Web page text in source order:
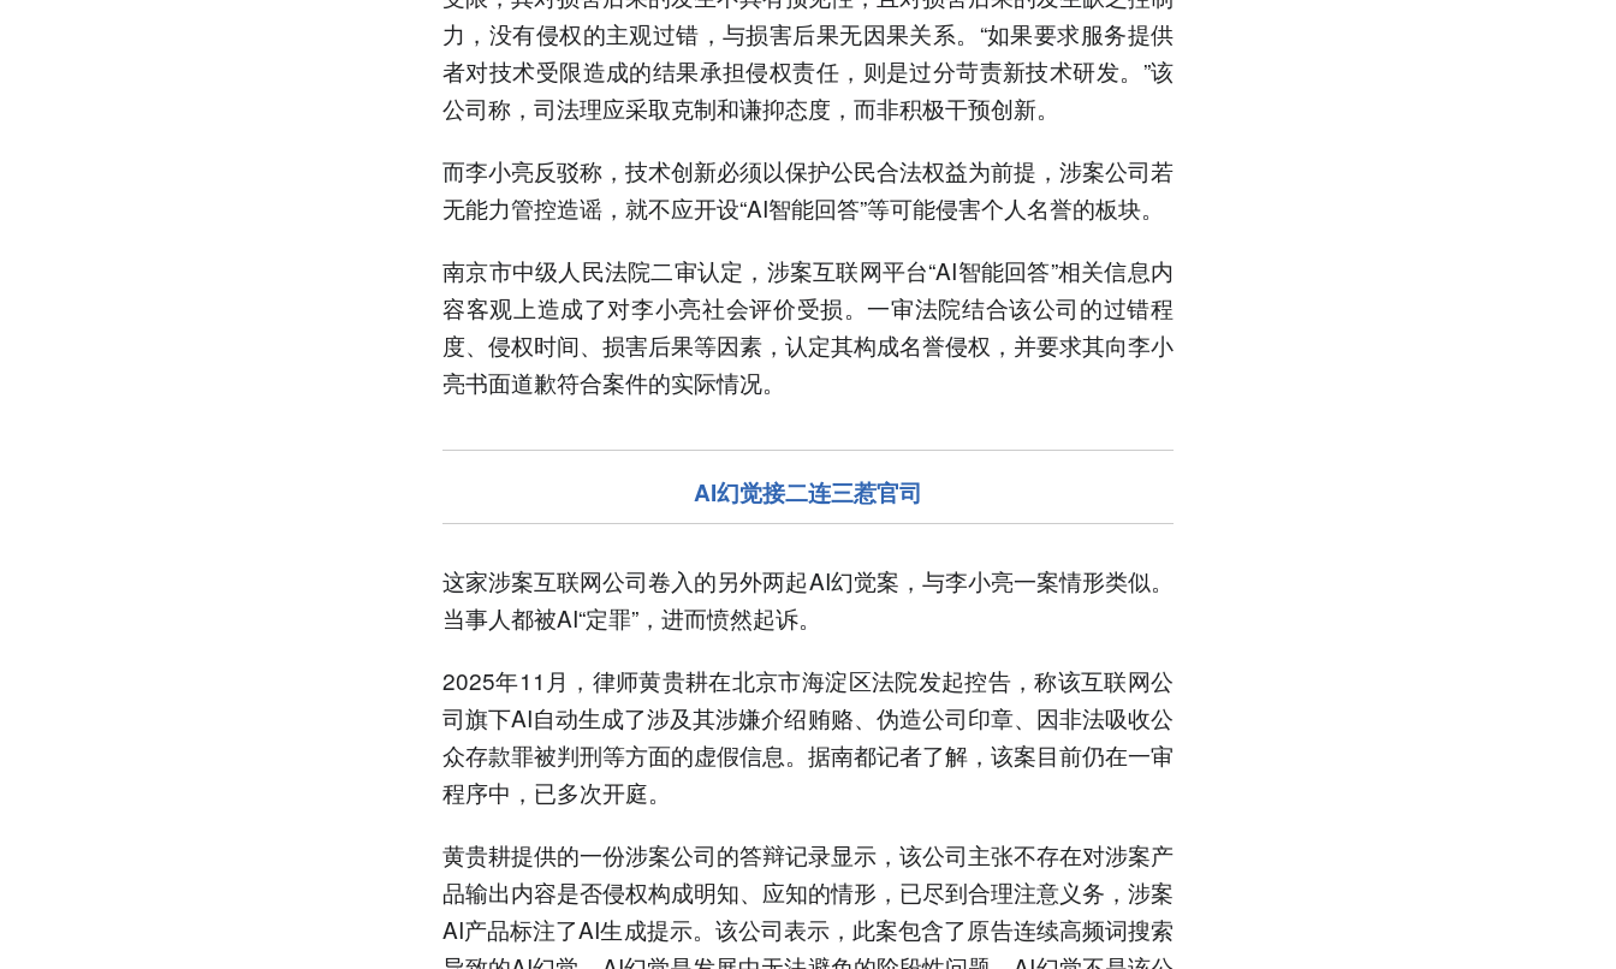
力，没有侵权的主观过错，与损害后果无因果关系。“如果要求服务提供
者对技术受限造成的结果承担侵权责任，则是过分苛责新技术研发。”该
公司称，司法理应采取克制和谦抑态度，而非积极干预创新。
而李小亮反驳称，技术创新必须以保护公民合法权益为前提，涉案公司若
无能力管控造谣，就不应开设“AI智能回答”等可能侵害个人名誉的板块。
南京市中级人民法院二审认定，涉案互联网平台“AI智能回答”相关信息内
容客观上造成了对李小亮社会评价受损。一审法院结合该公司的过错程
度、侵权时间、损害后果等因素，认定其构成名誉侵权，并要求其向李小
亮书面道歉符合案件的实际情况。
AI幻觉接二连三惹官司
这家涉案互联网公司卷入的另外两起AI幻觉案，与李小亮一案情形类似。
当事人都被AI“定罪”，进而愤然起诉。
2025年11月，律师黄贵耕在北京市海淀区法院发起控告，称该互联网公
司旗下AI自动生成了涉及其涉嫌介绍贿赂、伪造公司印章、因非法吸收公
众存款罪被判刑等方面的虚假信息。据南都记者了解，该案目前仍在一审
程序中，已多次开庭。
黄贵耕提供的一份涉案公司的答辩记录显示，该公司主张不存在对涉案产
品输出内容是否侵权构成明知、应知的情形，已尽到合理注意义务，涉案
AI产品标注了AI生成提示。该公司表示，此案包含了原告连续高频词搜索